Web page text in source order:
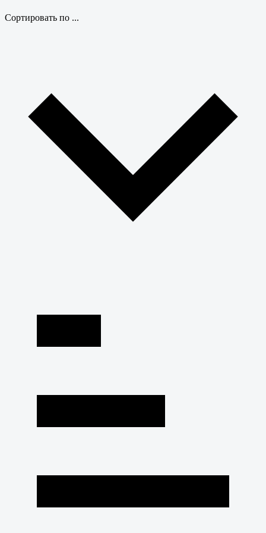
Сортировать по ...